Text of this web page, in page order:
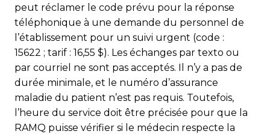
peut réclamer le code prévu pour la réponse
téléphonique à une demande du personnel de
l’établissement pour un suivi urgent (code :
15622 ; tarif : 16,55 $). Les échanges par texto ou
par courriel ne sont pas acceptés. Il n’y a pas de
durée minimale, et le numéro d’assurance
maladie du patient n’est pas requis. Toutefois,
l’heure du service doit être précisée pour que la
RAMQ puisse vérifier si le médecin respecte la